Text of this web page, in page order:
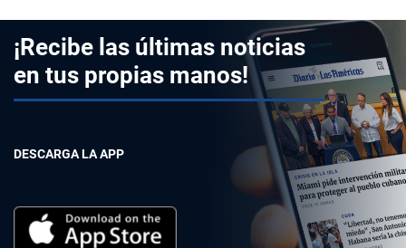
¡Recibe las últimas noticias
en tus propias manos!
DESCARGA LA APP